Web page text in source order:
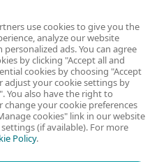
use cookies to give you the
analyze our website
ads. You can agree
by clicking "Accept all and
cookies by choosing "Accept
adjust your cookie settings by
You also have the right to
your cookie preferences
cookies" link in our website
(if available). For more
Policy.